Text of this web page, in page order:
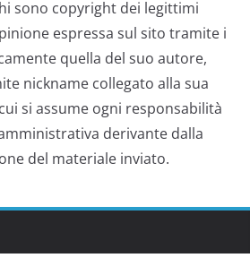
sono copyright dei legittimi
espressa sul sito tramite i
quella del suo autore,
nickname collegato alla sua
si assume ogni responsabilità
derivante dalla
del materiale inviato.